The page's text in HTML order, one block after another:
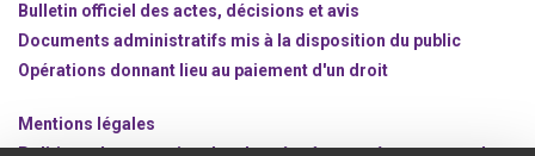
Bulletin officiel des actes, décisions et avis
Documents administratifs mis à la disposition du public
Opérations donnant lieu au paiement d'un droit
Mentions légales